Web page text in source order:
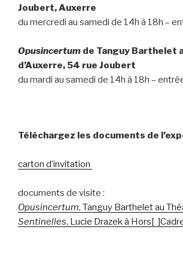
Joubert, Auxerre
du mercredi au samedi de 14h à 18h –
Opusincertum de Tanguy Barthelet
d’Auxerre, 54 rue Joubert
du mardi au samedi de 14h à 18h –
Téléchargez les documents de
carton d’invitation
documents de visite :
Opusincertum, Tanguy Barthelet au
Sentinelles, Lucie Drazek à Hors[